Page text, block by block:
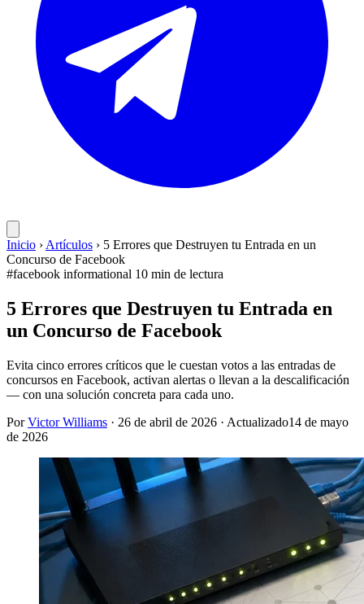
Inicio › Artículos › 5 Errores que Destruyen tu Entrada en un
Concurso de Facebook
#facebook informational 10 min de lectura
5 Errores que Destruyen tu Entrada en
un Concurso de Facebook
Evita cinco errores críticos que le cuestan votos a las entradas de
concursos en Facebook, activan alertas o llevan a la descalificación
— con una solución concreta para cada uno.
PorVictor Williams · 26 de abril de 2026 · Actualizado14 de mayo
de 2026